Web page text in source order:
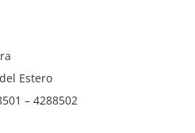
Estero
– 4288502